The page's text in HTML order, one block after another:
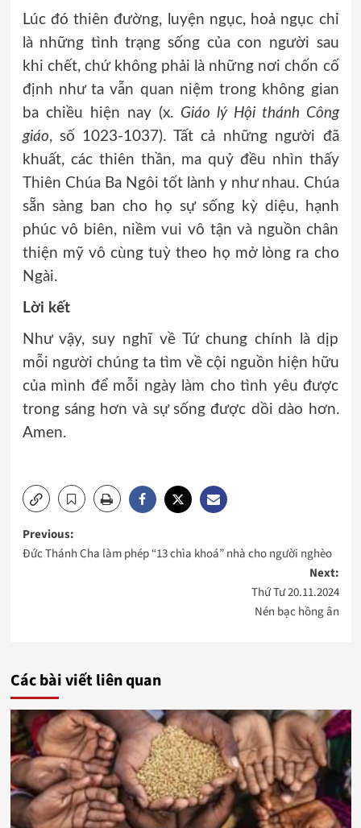
Lúc đó thiên đường, luyện ngục, hoả ngục chỉ
là những tình trạng sống của con người sau
khi chết, chứ không phải là những nơi chốn cố
định như ta vẫn quan niệm trong không gian
ba chiều hiện nay (x. Giáo lý Hội thánh Công
giáo, số 1023-1037). Tất cả những người đã
khuất, các thiên thần, ma quỷ đều nhìn thấy
Thiên Chúa Ba Ngôi tốt lành y như nhau. Chúa
sẵn sàng ban cho họ sự sống kỳ diệu, hạnh
phúc vô biên, niềm vui vô tận và nguồn chân
thiện mỹ vô cùng tuỳ theo họ mở lòng ra cho
Ngài.
Lời kết
Như vậy, suy nghĩ về Tứ chung chính là dịp
mỗi người chúng ta tìm về cội nguồn hiện hữu
của mình để mỗi ngày làm cho tình yêu được
trong sáng hơn và sự sống được dồi dào hơn.
Amen.
Post
navigation
Previous:
Đức Thánh Cha làm phép “13 chìa khoá” nhà cho người nghèo
Next:
Thứ Tư 20.11.2024
Nén bạc hồng ân
Các bài viết liên quan